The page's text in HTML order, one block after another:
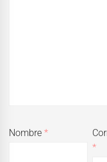
Nombre*
*